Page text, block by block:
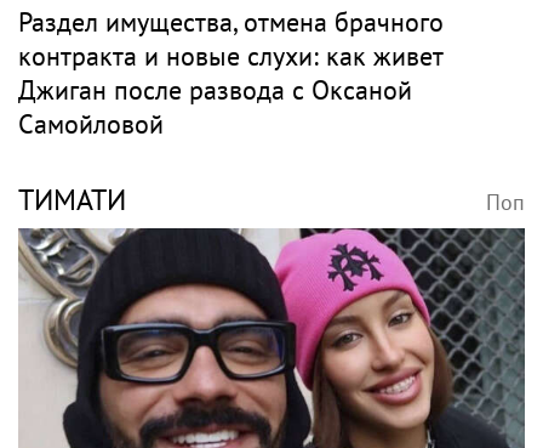
Раздел имущества, отмена брачного
контракта и новые слухи: как живет
Джиган после развода с Оксаной
Самойловой
ТИМАТИ Поп